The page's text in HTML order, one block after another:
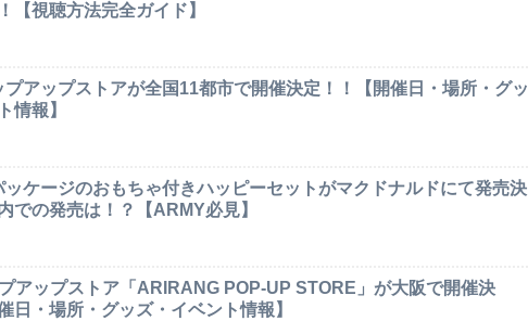
【視聴方法完全ガイド】
プアップストアが全国11都市で開催決定！！【開催日・場所・グッ
情報】
ッケージのおもちゃ付きハッピーセットがマクドナルドにて発売決
での発売は！？【ARMY必見】
アップストア「ARIRANG POP-UP STORE」が大阪で開催決
日・場所・グッズ・イベント情報】